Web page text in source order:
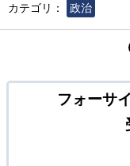
カテゴリ：
政治
フォーサ